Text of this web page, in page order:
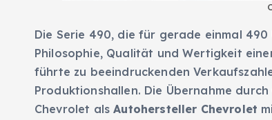
Die Serie 490, die für gerade einmal
Philosophie, Qualität und Wertigkeit
führte zu beeindruckenden
Produktionshallen. Die Übernahme
Chevrolet alsAutohersteller Chevrolet